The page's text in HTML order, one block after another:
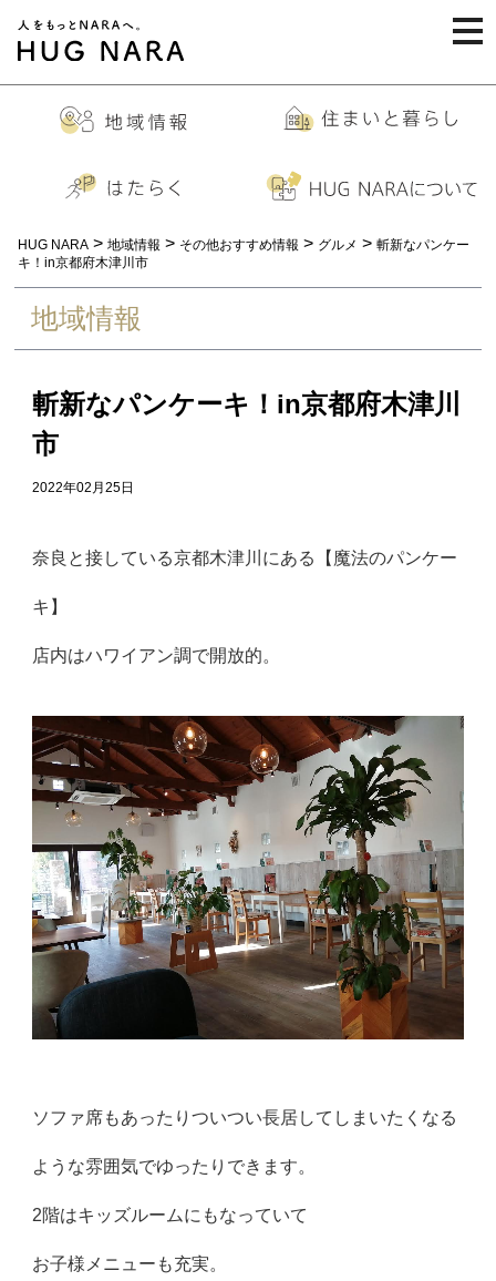
HUG NARA > 地域情報 > その他おすすめ情報 > グルメ > 斬新なパンケー
キ！in京都府木津川市
地域情報
斬新なパンケーキ！in京都府木津川
市
2022年02月25日
奈良と接している京都木津川にある【魔法のパンケー
キ】
店内はハワイアン調で開放的。
ソファ席もあったりついつい長居してしまいたくなる
ような雰囲気でゆったりできます。
2階はキッズルームにもなっていて
お子様メニューも充実。